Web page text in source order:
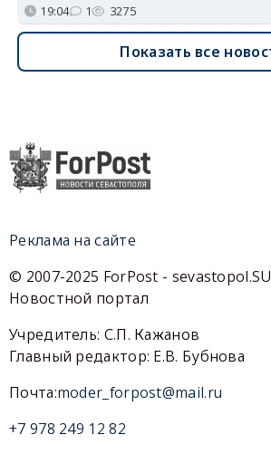
19:04 1 3275
Показать все
Реклама на сайте
© 2007-2025 ForPost - sevastopol.SU
Новостной портал
Учредитель: С.П. Кажанов
Главный редактор: Е.В. Бубнова
Почта:moder_forpost@mail.ru
+7 978 249 12 82